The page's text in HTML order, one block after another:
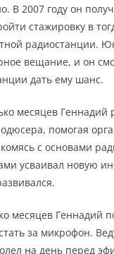
В 2007 году он
стажировку в
радиостанции.
вещание, и он
дать ему шанс.
месяцев Геннадий
помогая
с основами
усваивал новую
месяцев Геннадий
за микрофон.
на день перед